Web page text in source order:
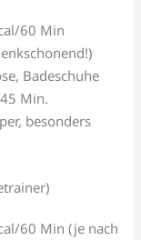
60 Min
Badeschuhe
Min.
besonders
60 Min (je nach